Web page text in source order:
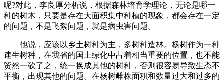
呢?对此，李良厚分析说，根据森林培育学理论，无论是哪一
种的树木，只要是存在大面积集中种植的现象，都会存在一定
的问题，不是飞絮问题，就是病虫害问题。
他说，应该以乡土树种为主，多树种造林。杨树作为一种
速生树种，在我省的国土绿化中占着相当重要的位置，也不能
贸然一砍了之，统一换成其他的树种，否则很容易导致生态不
平衡，出现其他的问题。在杨树雌株面积和数量过大和过多的